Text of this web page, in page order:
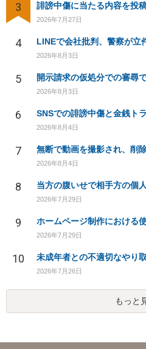
3
2026年7月27日
4 LINEで会社批判、警察が立
2026年8月3日
5
2026年8月3日
6 SNSでの誹謗中傷と金銭ト
2026年8月4日
7
2026年8月4日
8
2026年7月29日
9
2026年7月29日
10 未成年者との不適切なやり
2026年7月26日
もっと